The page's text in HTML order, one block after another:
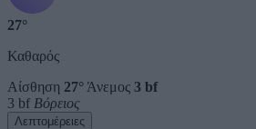
27°
Καθαρός
Αίσθηση 27° Άνεμος 3 bf
3 bf Βόρειος
Λεπτομέρειες